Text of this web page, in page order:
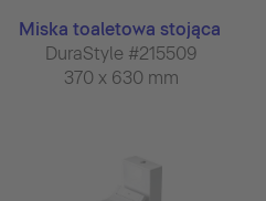
Miska toaletowa stojąca
DuraStyle #215509
370 x 630 mm